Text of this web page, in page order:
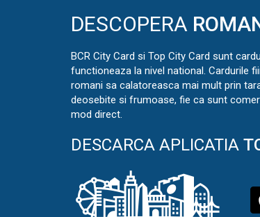
DESCOPERA
BCR City Card si Top City Card sunt
functioneaza la nivel national. Cardurile
romani sa calatoreasca mai mult prin
deosebite si frumoase, fie ca sunt
mod direct.
DESCARCA APLICATIA